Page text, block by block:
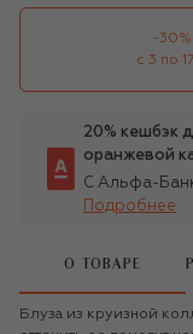
-30%
с 3 по
20% кешбэк
оранжевой
С Альфа-
Подробнее
О ТОВАРЕ
Блуза из круизной